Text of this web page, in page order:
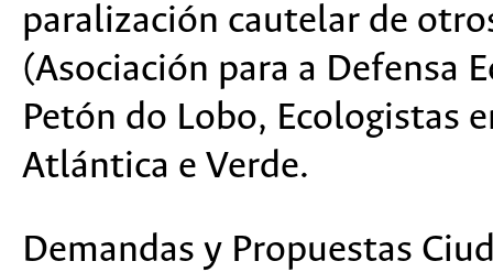
paralización cautelar de
(Asociación para a Defensa
Petón do Lobo, Ecologistas
Atlántica e Verde.
Demandas y Propuestas